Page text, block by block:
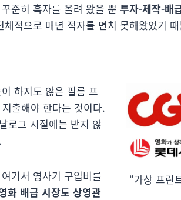
준히 흑자를 올려 왔을 뿐 투자-제작-배
적으로 매년 적자를 면치 못해왔었기
“가상 프린
하지도 않은 필름 프
출해야 한다는 것이다.
로그 시절에는 받지 않
기서 영사기 구입비를
화 배급 시장도 상영관